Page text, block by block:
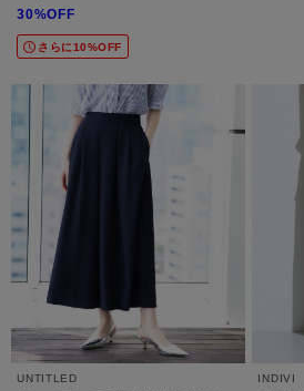
30%OFF
さらに10%OFF
UNTITLED
INDIVI